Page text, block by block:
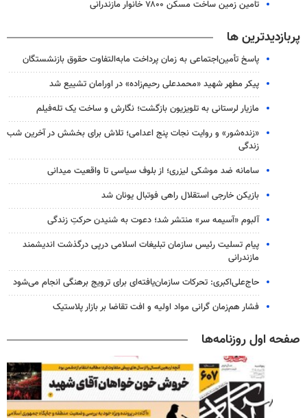
تامین زمین ساخت مسکن ۷۸۰۰ خانوار مازندرانی
پربازدیدترین ها
پاسخ تأمین‌اجتماعی به زمان پرداخت مابه‌التفاوت حقوق بازنشستگان
پیکر مطهر شهید «محمدعلی رحیم‌زاده» در اورامان تشییع شد
مازیار لرستانی به تلویزیون بازگشت؛ نگارش و ساخت یک تله‌فیلم
«زنده‌شور» و روایت نجات پنج اعدامی؛ تلاش برای بخشش در آخرین شب
زندگی
سامانه ضد موشکی لیزری؛ از بلوف سیاسی تا واقعیت میدانی
بازیکن خارجی استقلال راهی فوتبال یونان شد
آلبوم «آسیمه سر» منتشر شد؛ دعوت به شنیدن حرکتِ زندگی
پیام تسلیت رئیس سازمان تبلیغات اسلامی درپی درگذشت اندیشمند
مازندرانی
حاج‌علی‌اکبری: تحرکات سازمان‌یافته‌ای برای ترویج برهنگی انجام می‌شود
فشار هم‌زمان گرانی مواد اولیه و افت تقاضا بر بازار پلاستیک
صفحه اول روزنامه‌ها